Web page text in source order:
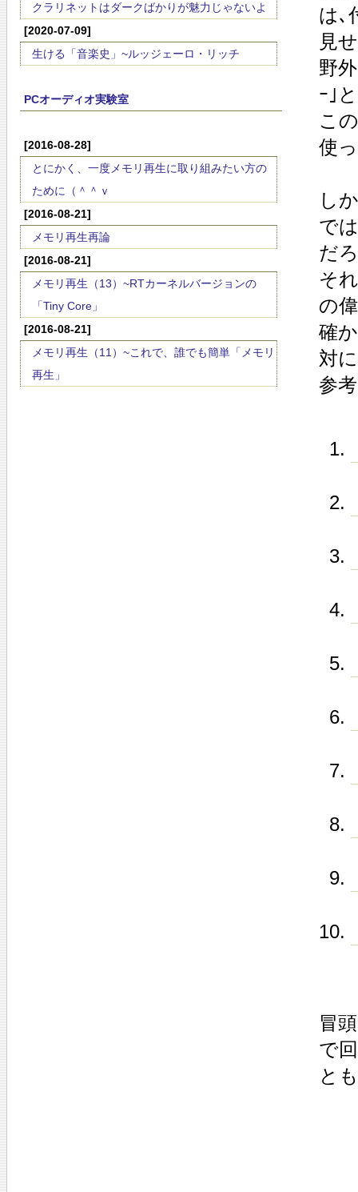
クラリネットはダークばかりが魅力じゃないよ
[2020-07-09]
生ける「音楽史」~ルッジェーロ・リッチ
PCオーディオ実験室
[2016-08-28]
とにかく、一度メモリ再生に取り組みたい方の
ために（＾＾ｖ
[2016-08-21]
メモリ再生再論
[2016-08-21]
メモリ再生（13）~RTカーネルバージョンの
「Tiny Core」
[2016-08-21]
メモリ再生（11）~これで、誰でも簡単「メモリ
再生」
は､
見
野
ｰ｣
こ
使
し
で
だ
そ
の
確
対
参
冒
で
と